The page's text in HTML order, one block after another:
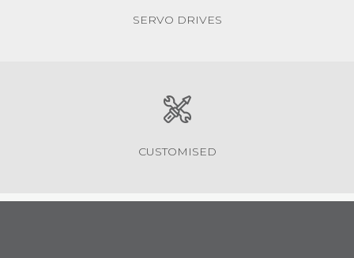
SERVO DRIVES
CUSTOMISED